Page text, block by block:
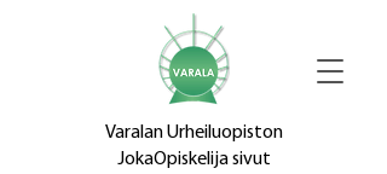
Varalan Urheiluopiston
JokaOpiskelija sivut